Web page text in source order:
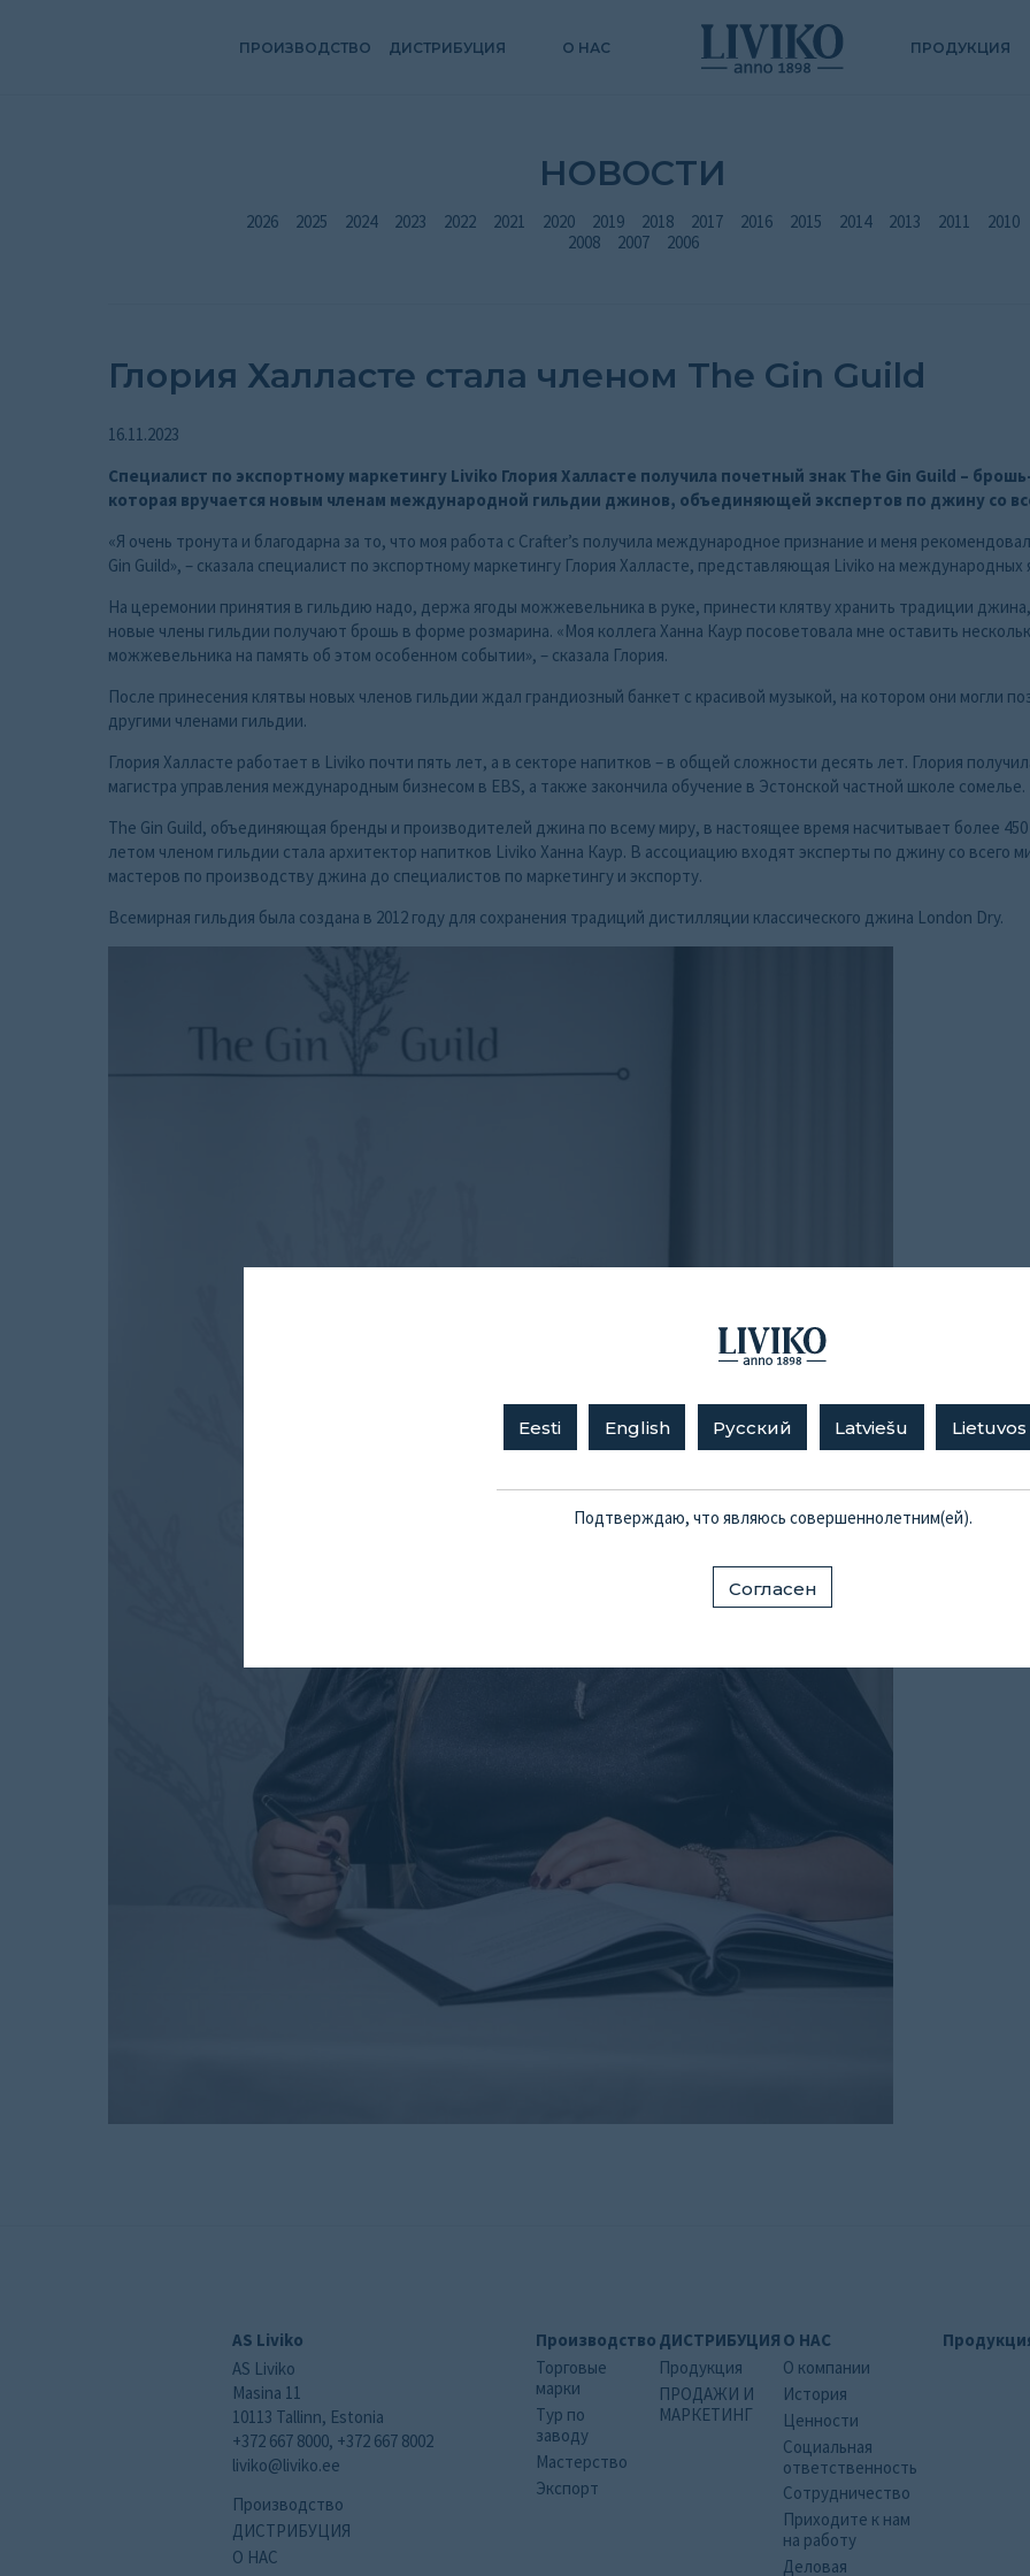
ПРОИЗВОДСТВО ДИСТРИБУЦИЯ О НАС ПРОДУКЦИЯ
НОВОСТИ
2026 2025 2024 2023 2022 2021 2020 2019 2018 2017 2016 2015 2014 2013 2011
2010
2008
2007 2006
Глория Халласте стала членом The Gin Guild
16.11.2023
Специалист по экспортному маркетингу Liviko Глория Халласте получила почетный знак The Gin Guild –
которая вручается новым членам международной гильдии джинов, объединяющей экспертов по джину со
«Я очень тронута и благодарна за то, что моя работа с Crafter’s получила международное признание и меня
Gin Guild», – сказала специалист по экспортному маркетингу Глория Халласте, представляющая Liviko на международных
На церемонии принятия в гильдию надо, держа ягоды можжевельника в руке, принести клятву хранить традиции джина,
новые члены гильдии получают брошь в форме розмарина. «Моя коллега Ханна Каур посоветовала мне оставить
можжевельника на память об этом особенном событии», – сказала Глория.
После принесения клятвы новых членов гильдии ждал грандиозный банкет с красивой музыкой, на котором они могли
другими членами гильдии.
Глория Халласте работает в Liviko почти пять лет, а в секторе напитков – в общей сложности десять лет. Глория
магистра управления международным бизнесом в EBS, а также закончила обучение в Эстонской частной школе сомелье.
The Gin Guild, объединяющая бренды и производителей джина по всему миру, в настоящее время насчитывает более
летом членом гильдии стала архитектор напитков Liviko Ханна Каур. В ассоциацию входят эксперты по джину со всего
мастеров по производству джина до специалистов по маркетингу и экспорту.
Всемирная гильдия была создана в 2012 году для сохранения традиций дистилляции классического джина London Dry.
AS Liviko
AS Liviko
Masina 11
10113 Tallinn, Estonia
+372 667 8000, +372 667 8002
liviko@liviko.ee
Производство
ДИСТРИБУЦИЯ
О НАС
Производство
Торговые
марки
Тур по
заводу
Мастерство
Экспорт
ДИСТРИБУЦИЯ
Продукция
ПРОДАЖИ И
МАРКЕТИНГ
О НАС
О компании
История
Ценности
Социальная
ответственность
Сотрудничество
Приходите к нам
на работу
Деловая
Eesti English Русский Latviešu Lietuvos
Подтверждаю, что являюсь совершеннолетним(ей).
Согласен